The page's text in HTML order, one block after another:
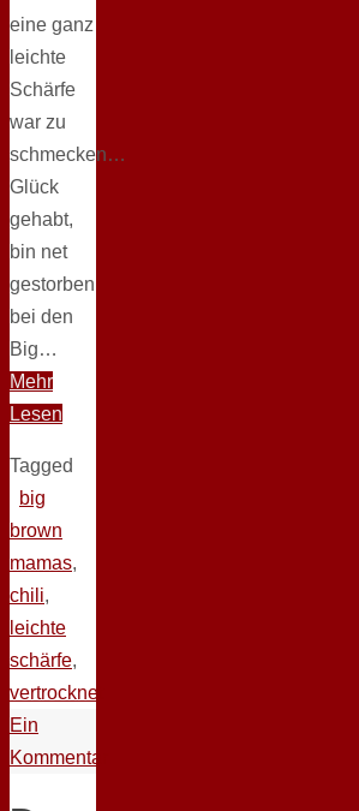
eine ganz
leichte
Schärfe
war zu
schmecken…
Glück
gehabt,
bin net
gestorben
bei den
Big…
Mehr
Lesen
Tagged
big
brown
mamas,
chili,
leichte
schärfe,
vertrocknet
Ein
Kommentar